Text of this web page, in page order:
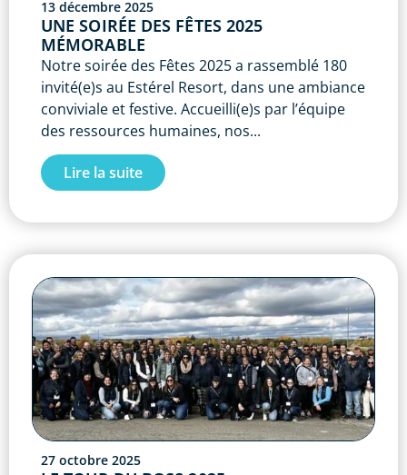
13 décembre 2025
UNE SOIRÉE DES FÊTES 2025
MÉMORABLE
Notre soirée des Fêtes 2025 a rassemblé 180
invité(e)s au Estérel Resort, dans une ambiance
conviviale et festive. Accueilli(e)s par l’équipe
des ressources humaines, nos...
Lire la suite
27 octobre 2025